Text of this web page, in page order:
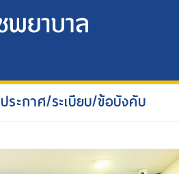
ประกาศ/ระเบียบ/ข้อบังคับ